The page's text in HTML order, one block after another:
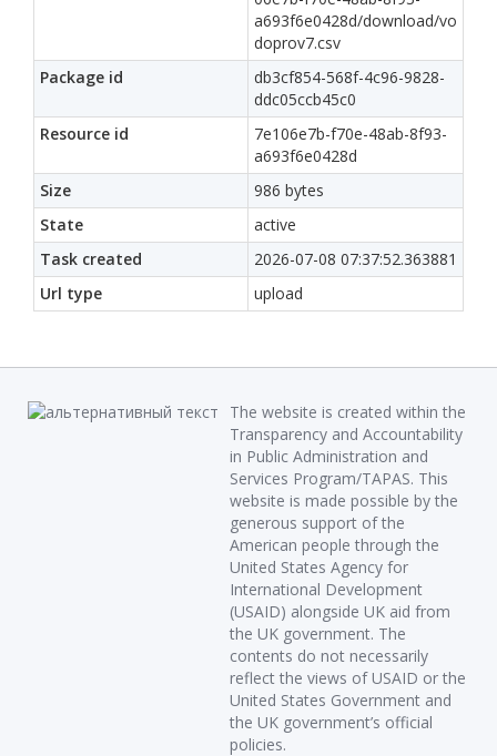
a693f6e0428d/download/vo
doprov7.csv
Package id
db3cf854-568f-4c96-9828-
ddc05ccb45c0
Resource id
7e106e7b-f70e-48ab-8f93-
a693f6e0428d
Size
986 bytes
State
active
Task created
2026-07-08 07:37:52.363881
Url type
upload
The website is created within the
Transparency and Accountability
in Public Administration and
Services Program/TAPAS. This
website is made possible by the
generous support of the
American people through the
United States Agency for
International Development
(USAID) alongside UK aid from
the UK government. The
contents do not necessarily
reflect the views of USAID or the
United States Government and
the UK government’s official
policies.